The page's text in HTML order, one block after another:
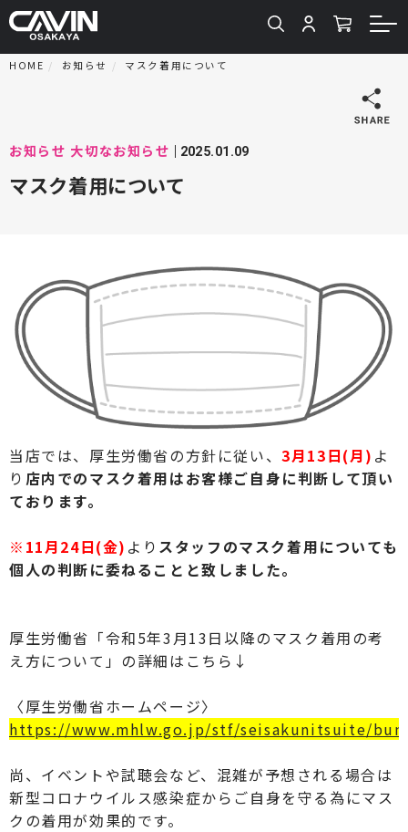
HOME お知らせ マスク着用について
お知らせ 大切なお知らせ 2025.01.09
マスク着用について
当店では、厚生労働省の方針に従い、3月13日(月) よ
り 店内でのマスク着用はお客様ご自身に判断して頂い
ております。
※11月24日(金) より スタッフのマスク着用についても
個人の判断に委ねることと致しました。
厚生労働省「令和5年3月13日以降のマスク着用の考
え方について」の詳細はこちら↓
〈厚生労働省ホームページ〉
https://www.mhlw.go.jp/stf/seisakunitsuite/
尚、イベントや試聴会など、混雑が予想される場合は
新型コロナウイルス感染症からご自身を守る為にマス
クの着用が効果的です。